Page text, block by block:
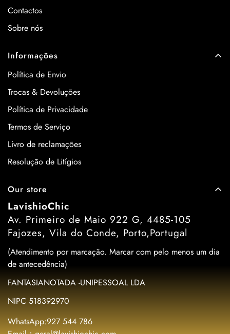
Contactos
Sobre nós
Informações
Política de Envio
Trocas & Devoluções
Política de Privacidade
Termos de Serviço
Livro de reclamações
Resolução de Litígios
Our store
LavishioChic
Av. Primeiro de Maio 922 G, 4485-105
Fajozes, Vila do Conde, Porto,Portugal
(Atendimento por marcação. Marcar com pelo menos um dia
de antecedência)
FANTASIANOTADA -UNIPESSOAL LDA
NIPC 518392970
WhatsApp:927 544 786